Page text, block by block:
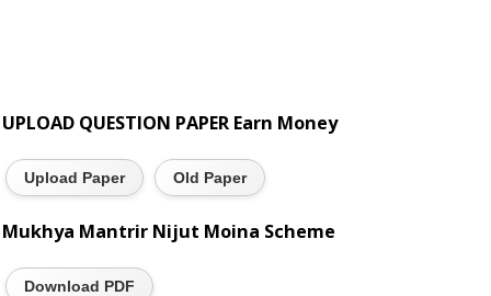
UPLOAD QUESTION PAPER Earn Money
Upload Paper Old Paper
Mukhya Mantrir Nijut Moina Scheme
Download PDF